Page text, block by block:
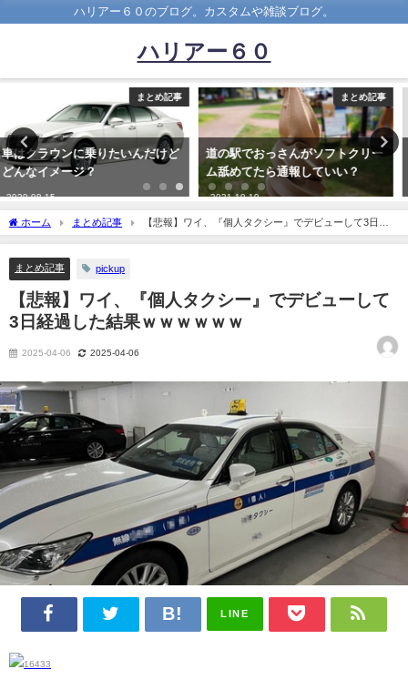
ハリアー６０のブログ。カスタムや雑談ブログ。
ハリアー６０
まとめ記事
道の駅でおっさんがソフトクリー
ム舐めてたら通報していい？
2021-10-19
まとめ記事
赤信号なのにじりじり前進んでる
車いるよね
2023-02-26
ホーム まとめ記事
【悲報】ワイ、『個人タクシー』でデビューして3日経
過した結果ｗｗｗｗｗｗ
まとめ記事 pickup
【悲報】ワイ、『個人タクシー』でデビューして
3日経過した結果ｗｗｗｗｗｗ
2025-04-06 2025-04-06
LINE